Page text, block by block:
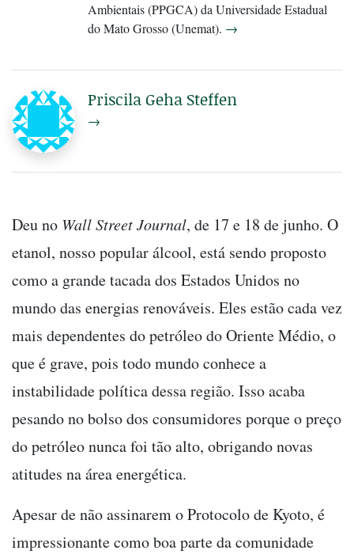
Ambientais (PPGCA) da Universidade Estadual
do Mato Grosso (Unemat). →
Priscila Geha Steffen
→
Deu no Wall Street Journal, de 17 e 18 de junho. O
etanol, nosso popular álcool, está sendo proposto
como a grande tacada dos Estados Unidos no
mundo das energias renováveis. Eles estão cada vez
mais dependentes do petróleo do Oriente Médio, o
que é grave, pois todo mundo conhece a
instabilidade política dessa região. Isso acaba
pesando no bolso dos consumidores porque o preço
do petróleo nunca foi tão alto, obrigando novas
atitudes na área energética.
Apesar de não assinarem o Protocolo de Kyoto, é
impressionante como boa parte da comunidade